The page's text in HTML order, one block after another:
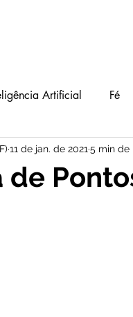
Artificial Fé
Acontece Livros
de
11 de jan. de 2021 5 min de